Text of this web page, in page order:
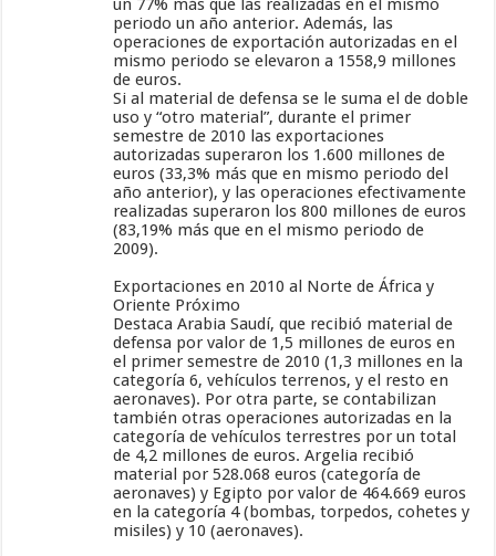
un 77% más que las realizadas en el mismo
periodo un año anterior. Además, las
operaciones de exportación autorizadas en el
mismo periodo se elevaron a 1558,9 millones
de euros.
Si al material de defensa se le suma el de doble
uso y “otro material”, durante el primer
semestre de 2010 las exportaciones
autorizadas superaron los 1.600 millones de
euros (33,3% más que en mismo periodo del
año anterior), y las operaciones efectivamente
realizadas superaron los 800 millones de euros
(83,19% más que en el mismo periodo de
2009).
Exportaciones en 2010 al Norte de África y
Oriente Próximo
Destaca Arabia Saudí, que recibió material de
defensa por valor de 1,5 millones de euros en
el primer semestre de 2010 (1,3 millones en la
categoría 6, vehículos terrenos, y el resto en
aeronaves). Por otra parte, se contabilizan
también otras operaciones autorizadas en la
categoría de vehículos terrestres por un total
de 4,2 millones de euros. Argelia recibió
material por 528.068 euros (categoría de
aeronaves) y Egipto por valor de 464.669 euros
en la categoría 4 (bombas, torpedos, cohetes y
misiles) y 10 (aeronaves).